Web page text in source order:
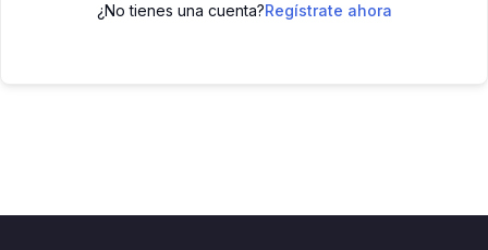
¿No tienes una cuenta?Regístrate ahora